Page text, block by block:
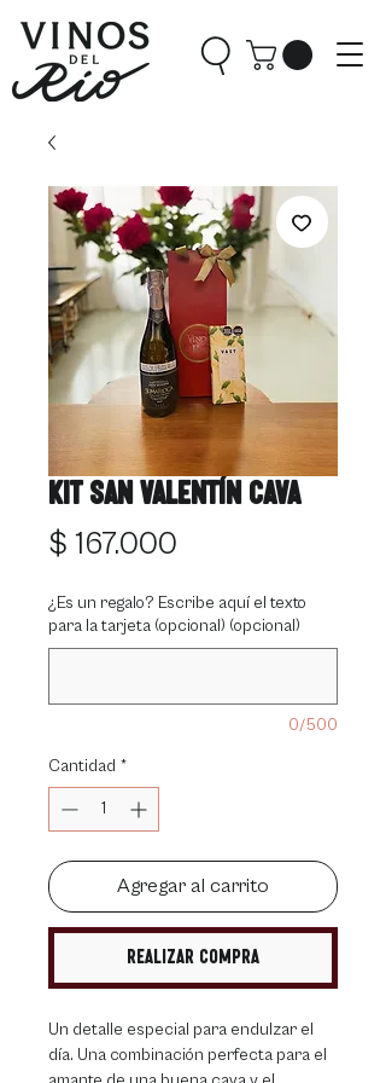
Kit San Valentín Cava
$ 167.000
¿Es un regalo? Escribe aquí el texto
para la tarjeta (opcional) (opcional)
0/500
Cantidad *
Agregar al carrito
Realizar compra
Un detalle especial para endulzar el
día. Una combinación perfecta para el